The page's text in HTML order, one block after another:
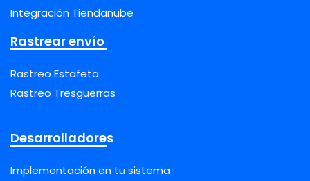
Integración Tiendanube
Rastrear envío
Rastreo Estafeta
Rastreo Tresguerras
Desarrolladores
Implementación en tu sistema